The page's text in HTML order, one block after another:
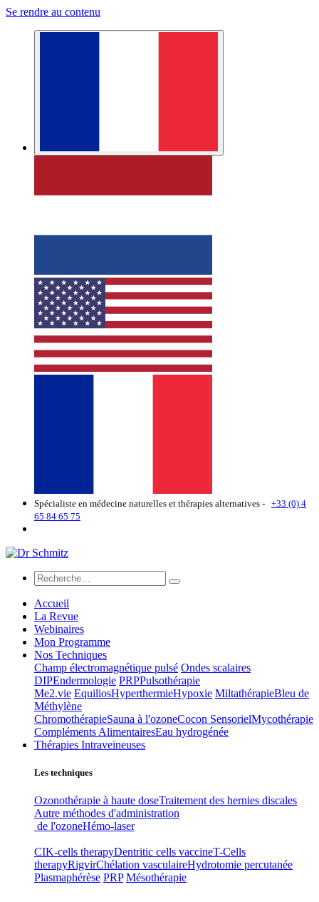
Se rendre au contenu
Spécialiste en médecine naturelles et thérapies alternatives - +33 (0) 4
65 84 65 75
Accueil
La Revue
Webinaires
Mon Programme
Nos Techniques
Champ électromagnétique pulsé Ondes scalaires
DIPEndermologie PRPPulsothérapie
Me2.vie EquiliosHyperthermieHypoxie MiltathérapieBleu de
Méthylène
ChromothérapieSauna à l'ozoneCocon SensorielMycothérapie
Compléments AlimentairesEau hydrogénée
Thérapies Intraveineuses
Les techniques
Ozonothérapie à haute doseTraitement des hernies discales
Autre méthodes d'administration
de l'ozoneHémo-laser
CIK-cells therapyDentritic cells vaccineT-Cells
therapyRigvirChélation vasculaireHydrotomie percutanée
Plasmaphérèse PRP Mésothérapie